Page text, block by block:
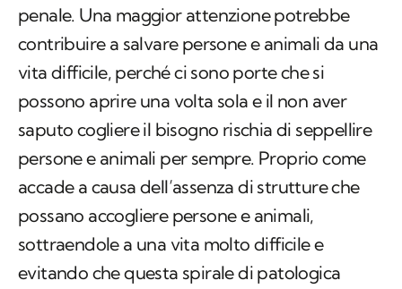
penale. Una maggior attenzione potrebbe
contribuire a salvare persone e animali da una
vita difficile, perché ci sono porte che si
possono aprire una volta sola e il non aver
saputo cogliere il bisogno rischia di seppellire
persone e animali per sempre. Proprio come
accade a causa dell’assenza di strutture che
possano accogliere persone e animali,
sottraendole a una vita molto difficile e
evitando che questa spirale di patologica